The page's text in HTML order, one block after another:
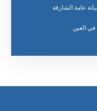
عامة الشارقة
في العين